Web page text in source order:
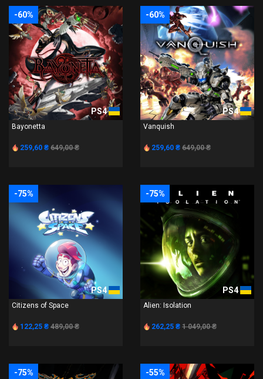
-60%
PS4
Bayonetta
259,60 ₴ 649,00 ₴
-60%
PS4
Vanquish
259,60 ₴ 649,00 ₴
-75%
PS4
Citizens of Space
122,25 ₴ 489,00 ₴
-75%
PS4
Alien: Isolation
262,25 ₴ 1 049,00 ₴
-75% -55%